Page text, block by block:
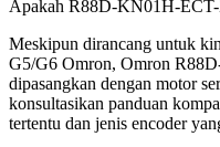
Apakah R88D-KN01H-ECT-
Meskipun dirancang untuk
G5/G6 Omron, Omron
dipasangkan dengan motor
konsultasikan panduan
tertentu dan jenis encoder